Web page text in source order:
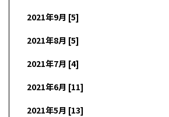
2021年9月 [5]
2021年8月 [5]
2021年7月 [4]
2021年6月 [11]
2021年5月 [13]